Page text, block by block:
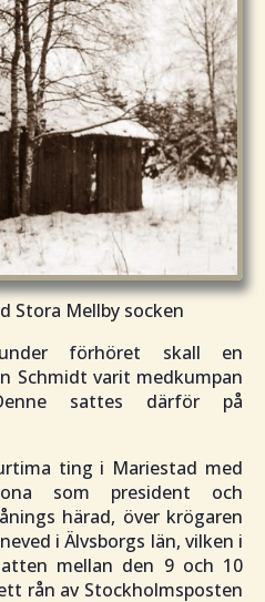
Stora Mellby socken
förhöret skall en
Schmidt varit medkumpan
sattes därför på
ting i Mariestad med
som president och
härad, över krögaren
i Älvsborgs län, vilken i
mellan den 9 och 10
rån av Stockholmsposten